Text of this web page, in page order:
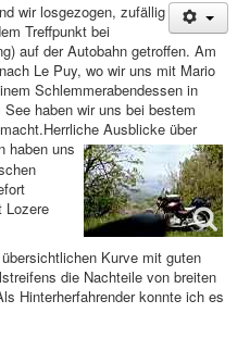
wir losgezogen, zufällig
Treffpunkt bei
auf der Autobahn getroffen. Am
Le Puy, wo wir uns mit Mario
Schlemmerabendessen in
haben wir uns bei bestem
Ausblicke über
haben uns
Lozere
Kurve mit guten
die Nachteile von breiten
Hinterherfahrender konnte ich es